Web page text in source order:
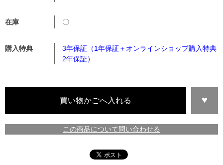
在庫 〇
購入特典
3年保証（1年保証＋オンラインショップ購入特典
2年保証）
この商品について問い合わせる